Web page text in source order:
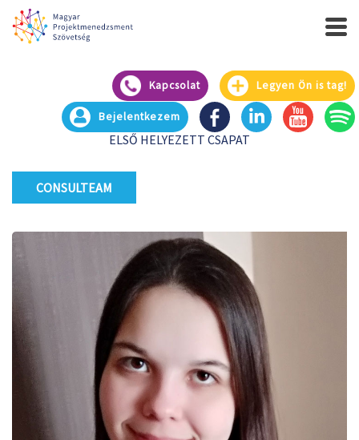
Kapcsolat Legyen Ön is tag!
Bejelentkezem
ELSŐ HELYEZETT CSAPAT
CONSULTEAM